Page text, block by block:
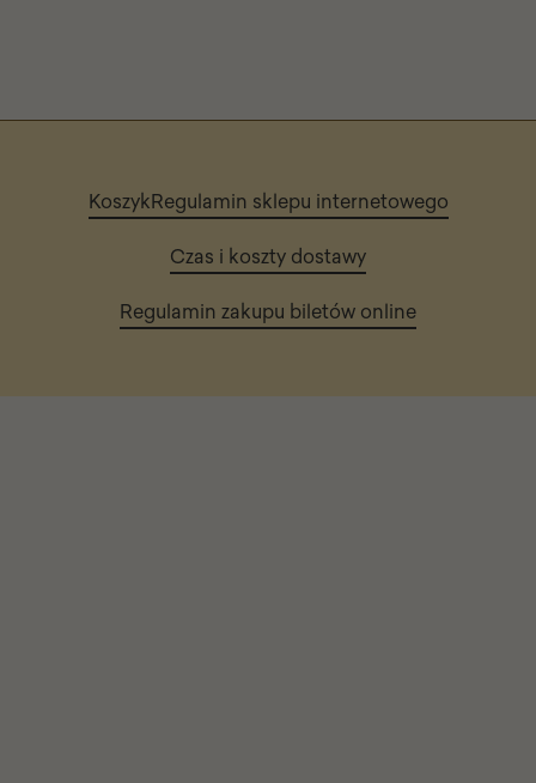
KoszykRegulamin sklepu internetowego
Czas i koszty dostawy
Regulamin zakupu biletów online